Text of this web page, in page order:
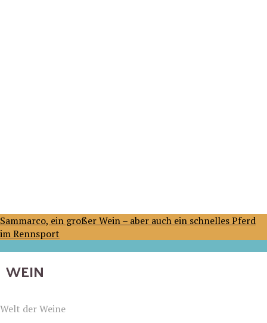
Sammarco, ein großer Wein – aber auch ein schnelles Pferd
im Rennsport
WEIN
Welt der Weine